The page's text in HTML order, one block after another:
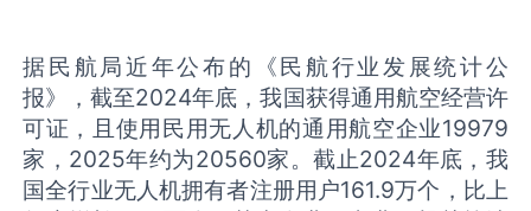
据民航局近年公布的《民航行业发展统计公
报》，截至2024年底，我国获得通用航空经营许
可证，且使用民用无人机的通用航空企业19979
家，2025年约为20560家。截止2024年底，我
国全行业无人机拥有者注册用户161.9万个，比上